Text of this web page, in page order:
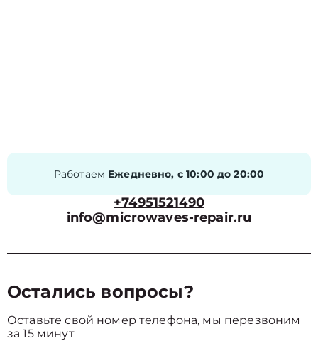
Работаем Ежедневно, с 10:00 до 20:00
+74951521490
info@microwaves-repair.ru
Остались вопросы?
Оставьте свой номер телефона, мы перезвоним
за 15 минут